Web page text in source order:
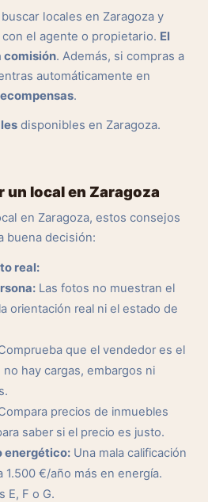
locales en Zaragoza y
el agente o propietario. El
comisión. Además, si compras a
automáticamente en
.
disponibles en Zaragoza.
un local en Zaragoza
en Zaragoza, estos consejos
buena decisión:
real:
Las fotos no muestran el
orientación real ni el estado de
que el vendedor es el
hay cargas, embargos ni
precios de inmuebles
saber si el precio es justo.
energético: Una mala calificación
€/año más en energía.
E, F o G.